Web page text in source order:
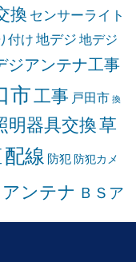
換 センサーライト
付け 地デジ 地デジ
ジアンテナ工事
市工事 戸田市 換
明器具交換草
配線 防犯 防犯カメ
アンテナ ＢＳア